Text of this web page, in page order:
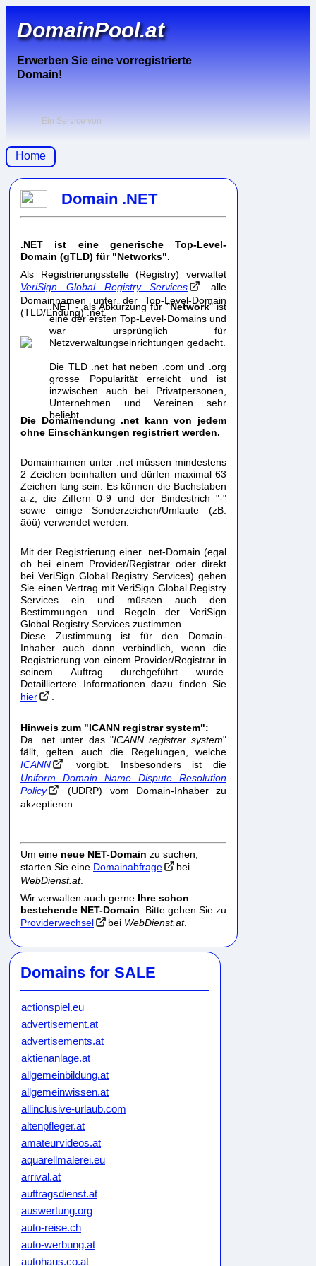
DomainPool.at
Erwerben Sie eine vorregistrierte
Domain!
Ein Service von
Home
Domain .NET
.NET ist eine generische Top-Level-
Domain (gTLD) für "Networks".
Als Registrierungsstelle (Registry) verwaltet
VeriSign Global Registry Services
alle
Domainnamen unter der Top-Level-Domain
(TLD/Endung) .net.
.NET - als Abkürzung für "Network" ist
eine der ersten Top-Level-Domains und
war ursprünglich für
Netzverwaltungseinrichtungen gedacht.
Die TLD .net hat neben .com und .org
grosse Popularität erreicht und ist
inzwischen auch bei Privatpersonen,
Unternehmen und Vereinen sehr
beliebt.
Die Domainendung .net kann von jedem
ohne Einschänkungen registriert werden.
Domainnamen unter .net müssen mindestens
2 Zeichen beinhalten und dürfen maximal 63
Zeichen lang sein. Es können die Buchstaben
a-z, die Ziffern 0-9 und der Bindestrich "-"
sowie einige Sonderzeichen/Umlaute (zB.
äöü) verwendet werden.
Mit der Registrierung einer .net-Domain (egal
ob bei einem Provider/Registrar oder direkt
bei VeriSign Global Registry Services) gehen
Sie einen Vertrag mit VeriSign Global Registry
Services ein und müssen auch den
Bestimmungen und Regeln der VeriSign
Global Registry Services zustimmen.
Diese Zustimmung ist für den Domain-
Inhaber auch dann verbindlich, wenn die
Registrierung von einem Provider/Registrar in
seinem Auftrag durchgeführt wurde.
Detailliertere Informationen dazu finden Sie
hier
Hinweis zum "ICANN registrar system":
Da .net unter das "ICANN registrar system"
fällt, gelten auch die Regelungen, welche
ICANN
vorgibt. Insbesonders ist die
Uniform Domain Name Dispute Resolution
Policy
(UDRP) vom Domain-Inhaber zu
akzeptieren.
Um eine neue NET-Domain zu suchen,
starten Sie eine Domainabfrage
bei
WebDienst.at.
Wir verwalten auch gerne Ihre schon
bestehende NET-Domain . Bitte gehen Sie zu
Providerwechsel
bei WebDienst.at.
Domains for SALE
actionspiel.eu
advertisement.at
advertisements.at
aktienanlage.at
allgemeinbildung.at
allgemeinwissen.at
allinclusive-urlaub.com
altenpfleger.at
amateurvideos.at
aquarellmalerei.eu
arrival.at
auftragsdienst.at
auswertung.org
auto-reise.ch
auto-werbung.at
autohaus.co.at